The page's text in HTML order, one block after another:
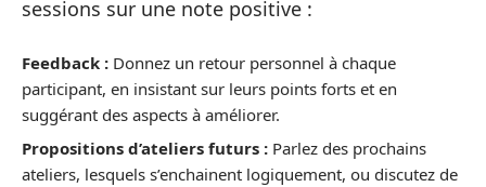
sessions sur une note positive :
Feedback : Donnez un retour personnel à chaque
participant, en insistant sur leurs points forts et en
suggérant des aspects à améliorer.
Propositions d’ateliers futurs : Parlez des prochains
ateliers, lesquels s’enchainent logiquement, ou discutez de